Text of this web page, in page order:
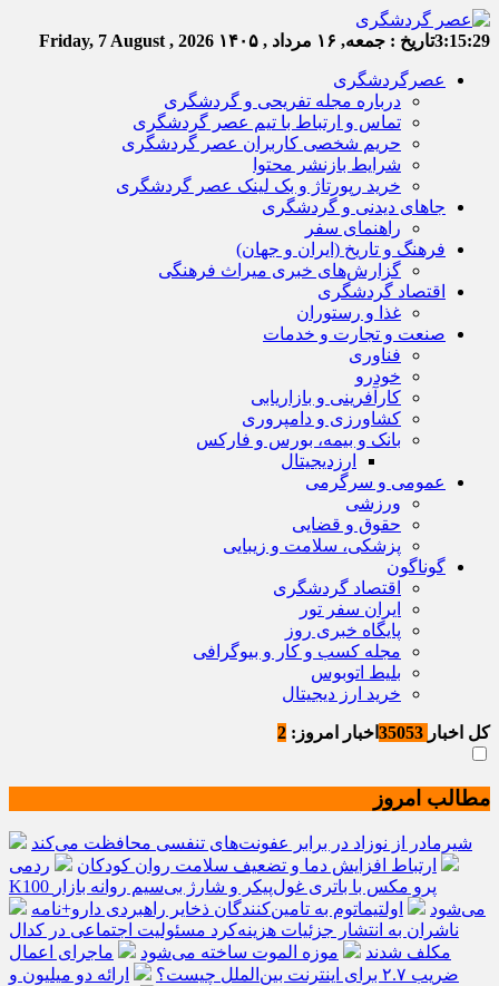
3:15:30تاریخ : جمعه, ۱۶ مرداد , ۱۴۰۵ Friday, 7 August , 2026
عصرگردشگری
درباره مجله تفریحی و گردشگری
تماس و ارتباط با تیم عصر گردشگری
حریم شخصی کاربران عصر گردشگری
شرایط بازنشر محتوا
خرید رپورتاژ و بک لینک عصر گردشگری
جاهای دیدنی و گردشگری
راهنمای سفر
فرهنگ و تاریخ (ایران و جهان)
گزارش‌های خبری میراث فرهنگی
اقتصاد گردشگری
غذا و رستوران
صنعت و تجارت و خدمات
فناوری
خودرو
کارآفرینی و بازاریابی
کشاورزی و دامپروری
بانک و بیمه، بورس و فارکس
ارزدیجیتال
عمومی و سرگرمی
ورزشی
حقوق و قضایی
پزشکی، سلامت و زیبایی
گوناگون
اقتصاد گردشگری
ایران سفر تور
پایگاه خبری روز
مجله کسب و کار و بیوگرافی
بلیط اتوبوس
خرید ارز دیجیتال
کل اخبار اخبار امروز: 2
مطالب امروز
شیرمادر از نوزاد در برابر عفونت‌های تنفسی محافظت می‌کند
ارتباط افزایش دما و تضعیف سلامت روان کودکان
ردمی
K100 پرو مکس با باتری غول‌پیکر و شارژ بی‌سیم روانه بازار
می‌شود
اولتیماتوم به تامین‌کنندگان ذخایر راهبردی دارو+نامه
ناشران به انتشار جزئیات هزینه‌کرد مسئولیت اجتماعی در کدال
مکلف شدند
موزه الموت ساخته می‌شود
ماجرای اعمال
ضریب ۲.۷ برای اینترنت بین‌الملل چیست؟
ارائه دو میلیون و